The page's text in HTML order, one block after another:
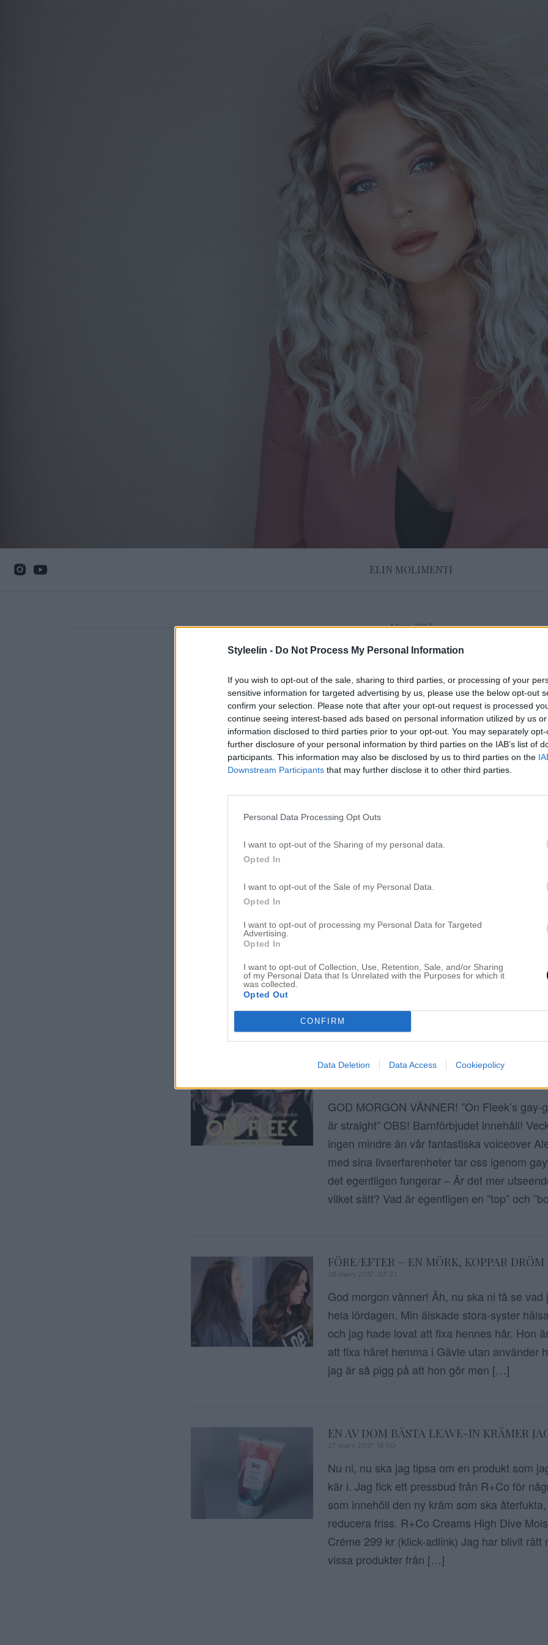
Styleelin - Do Not Process My Personal Information
If you wish to opt-out of the sale, sharing to third parties, or processing of your
sensitive information for targeted advertising by us, please use the below opt-out
confirm your selection. Please note that after your opt-out request is processed
continue seeing interest-based ads based on personal information utilized by us
information disclosed to third parties prior to your opt-out. You may separately
further disclosure of your personal information by third parties on the IAB’s list of
participants. This information may also be disclosed by us to third parties on the
Downstream Participants that may further disclose it to other third parties.
Personal Data Processing Opt Outs
I want to opt-out of the Sharing of my personal data.
Opted In
I want to opt-out of the Sale of my Personal Data.
Opted In
I want to opt-out of processing my Personal Data for Targeted
Advertising.
Opted In
I want to opt-out of Collection, Use, Retention, Sale, and/or Sharing
of my Personal Data that Is Unrelated with the Purposes for which it
was collected.
Opted Out
CONFIRM
Data Deletion Data Access Cookiepolicy
ELIN MOLIMENTI
Mars 2017
31 mars 2017, 07:54
Skjortan är från BikBok HEJ FREDAG! Åh,
efter denna helg – som jag alltid säger men
det. Det må låta konstigt men jag ska
jobb denna helg. Jag hämtade Torsten igår
in mig med honom, gå långa promenader,
jobba. […]
30 mars 2017, 07:19
superblogg, sträckläst nästan hela nu på min
fråga som inte rör inlägget men hoppas du
blåa ”minu” och brukar ta pyttelite (doppa
ON FLEEKPODDEN – ”GAY-GUIDE TILL
STRAIGHT”
GOD MORGON VÄNNER! ”On Fleek’s gay-
är straight” OBS! Barnförbjudet innehåll!
ingen mindre än vår fantastiska voiceover
med sina livserfarenheter tar oss igenom
det egentligen fungerar – Är det mer
vilket sätt? Vad är egentligen en ”top” och
FÖRE/EFTER – EN MÖRK, KOPPAR DRÖM
28 mars 2017, 07:22
God morgon vänner! Åh, nu ska ni få se vad
hela lördagen. Min älskade stora-syster
och jag hade lovat att fixa hennes hår. Hon
att fixa håret hemma i Gävle utan använder
jag är så pigg på att hon gör men […]
EN AV DOM BÄSTA LEAVE-IN KRÄMER
27 mars 2017, 16:50
Nu ni, nu ska jag tipsa om en produkt som
kär i. Jag fick ett pressbud från R+Co för
som innehöll den ny kräm som ska
reducera friss. R+Co Creams High Dive
Créme 299 kr (klick-adlink) Jag har blivit rätt
vissa produkter från […]